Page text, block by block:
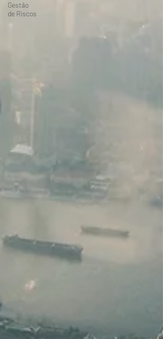
Gestão
de Riscos